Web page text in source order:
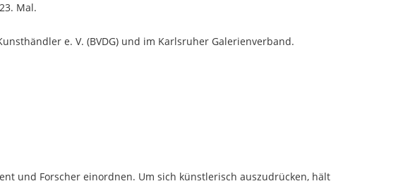
Mal.
e. V. (BVDG) und im Karlsruher Galerienverband.
und Forscher einordnen. Um sich künstlerisch auszudrücken, hält